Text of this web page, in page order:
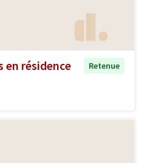
en résidence
Retenue